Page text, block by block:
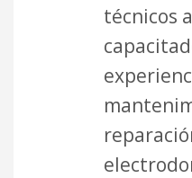
técnicos